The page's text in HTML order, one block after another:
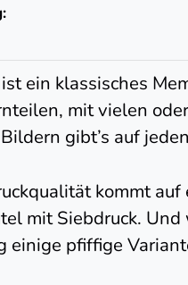
ein klassisches
mit vielen
gibt’s auf
kommt
mit Siebdruck.
einige pfiffige